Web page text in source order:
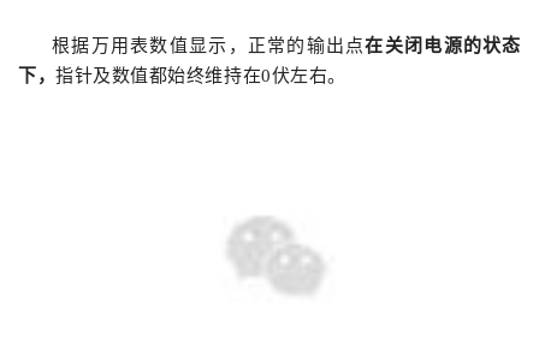
根据万用表数值显示，正常的输出点在关闭电源的状态
下，指针及数值都始终维持在0伏左右。